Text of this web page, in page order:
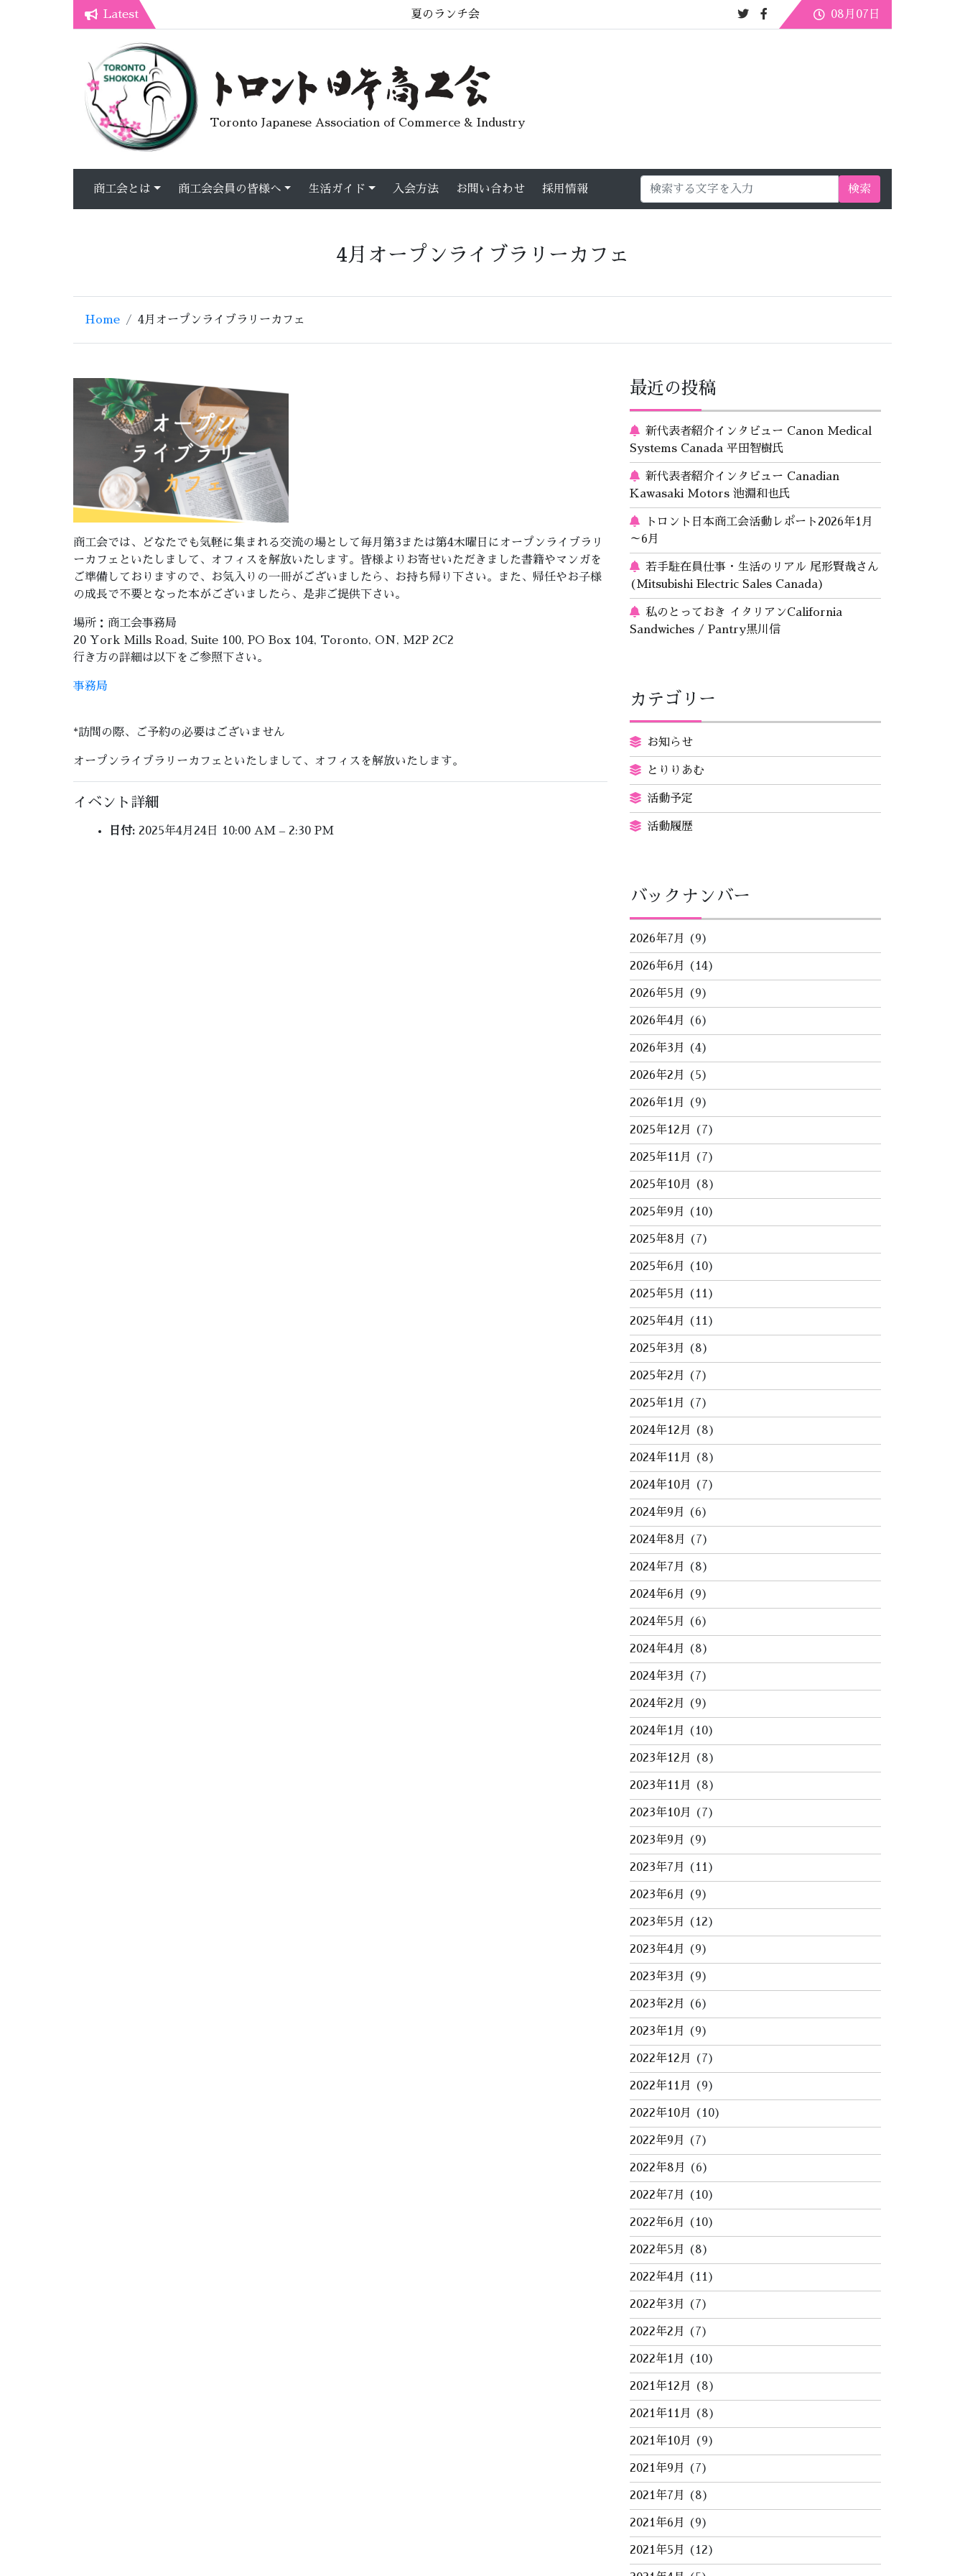
Latest
7月オープンライブラリーカフェ
トロント生活不安疑問質問懇談会
夏のランチ会 08月07日
Toronto Japanese Association of Commerce & Industry
検索
商工会とは 商工会会員の皆様へ 生活ガイド 入会方法 お問い合わせ 採用情報
4月オープンライブラリーカフェ
Home 4月オープンライブラリーカフェ
商工会では、どなたでも気軽に集まれる交流の場として毎月第3または第4木曜日にオープンライブラリ
ーカフェといたしまして、オフィスを解放いたします。皆様よりお寄せいただきました書籍やマンガを
ご準備しておりますので、お気入りの一冊がございましたら、お持ち帰り下さい。また、帰任やお子様
の成長で不要となった本がございましたら、是非ご提供下さい。
場所：商工会事務局
20 York Mills Road, Suite 100, PO Box 104, Toronto, ON, M2P 2C2
行き方の詳細は以下をご参照下さい。
事務局
*訪問の際、ご予約の必要はございません
オープンライブラリーカフェといたしまして、オフィスを解放いたします。
イベント詳細
日付: 2025年4月24日 10:00 AM – 2:30 PM
最近の投稿
新代表者紹介インタビュー Canon Medical
Systems Canada 平田智樹氏
新代表者紹介インタビュー Canadian
Kawasaki Motors 池淵和也氏
トロント日本商工会活動レポート2026年1月
～6月
若手駐在員仕事・生活のリアル 尾形賢哉さん
(Mitsubishi Electric Sales Canada)
私のとっておき イタリアンCalifornia
Sandwiches / Pantry黒川信
カテゴリー
お知らせ
とりりあむ
活動予定
活動履歴
バックナンバー
2026年7月 (9)
2026年6月 (14)
2026年5月 (9)
2026年4月 (6)
2026年3月 (4)
2026年2月 (5)
2026年1月 (9)
2025年12月 (7)
2025年11月 (7)
2025年10月 (8)
2025年9月 (10)
2025年8月 (7)
2025年6月 (10)
2025年5月 (11)
2025年4月 (11)
2025年3月 (8)
2025年2月 (7)
2025年1月 (7)
2024年12月 (8)
2024年11月 (8)
2024年10月 (7)
2024年9月 (6)
2024年8月 (7)
2024年7月 (8)
2024年6月 (9)
2024年5月 (6)
2024年4月 (8)
2024年3月 (7)
2024年2月 (9)
2024年1月 (10)
2023年12月 (8)
2023年11月 (8)
2023年10月 (7)
2023年9月 (9)
2023年7月 (11)
2023年6月 (9)
2023年5月 (12)
2023年4月 (9)
2023年3月 (9)
2023年2月 (6)
2023年1月 (9)
2022年12月 (7)
2022年11月 (9)
2022年10月 (10)
2022年9月 (7)
2022年8月 (6)
2022年7月 (10)
2022年6月 (10)
2022年5月 (8)
2022年4月 (11)
2022年3月 (7)
2022年2月 (7)
2022年1月 (10)
2021年12月 (8)
2021年11月 (8)
2021年10月 (9)
2021年9月 (7)
2021年7月 (8)
2021年6月 (9)
2021年5月 (12)